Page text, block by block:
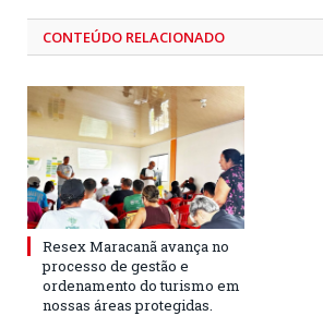
CONTEÚDO RELACIONADO
Resex Maracanã avança no
processo de gestão e
ordenamento do turismo em
nossas áreas protegidas.